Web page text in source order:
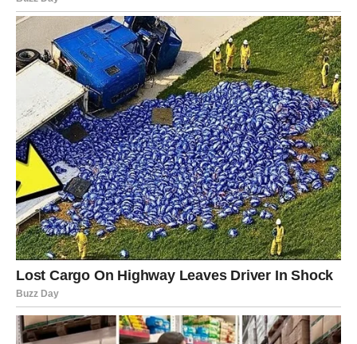
da li biraš ono što ti prija ili ono što te „uzbuđuje“ pa boli
Ako si u vezi:
Veza može da postane dublja, ali samo ako oba srca idu
istim pravcem. Ako ti osećaš da daješ više, ova faza ti
otvara oči: ili partner ide s tobom, ili ostaje iza.
Ako si slobodan/na:
Možeš doživeti susret koji izgleda kao „poznajem te od
ranije“.
To je karmička nit. Ali ovog puta — nit koja vodi ka miru,
ne ka patnji.